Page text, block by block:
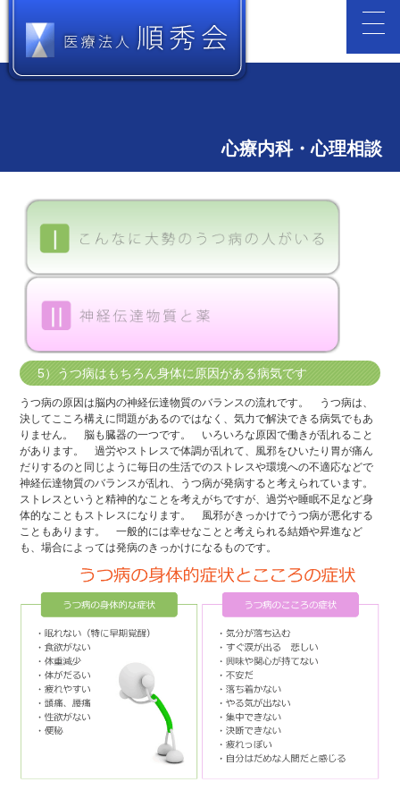
心療内科・心理相談
5）うつ病はもちろん身体に原因がある病気です
うつ病の原因は脳内の神経伝達物質のバランスの流れです。 うつ病は、
決してこころ構えに問題があるのではなく、気力で解決できる病気でもあ
りません。 脳も臓器の一つです。 いろいろな原因で働きが乱れること
があります。 過労やストレスで体調が乱れて、風邪をひいたり胃が痛ん
だりするのと同じように毎日の生活でのストレスや環境への不適応などで
神経伝達物質のバランスが乱れ、うつ病が発病すると考えられています。
ストレスというと精神的なことを考えがちですが、過労や睡眠不足など身
体的なこともストレスになります。 風邪がきっかけでうつ病が悪化する
こともあります。 一般的には幸せなことと考えられる結婚や昇進など
も、場合によっては発病のきっかけになるものです。